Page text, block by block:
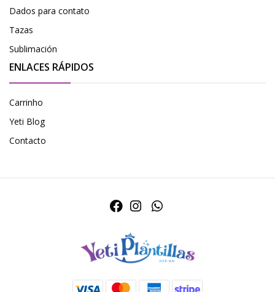
Dados para contato
Tazas
Sublimación
ENLACES RÁPIDOS
Carrinho
Yeti Blog
Contacto